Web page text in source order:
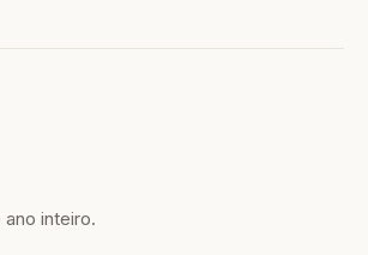
inteiro.